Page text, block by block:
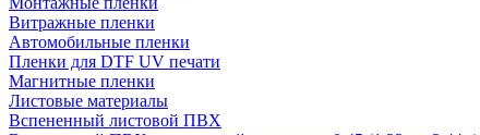
Витражные пленки
Автомобильные пленки
Пленки для DTF UV печати
Магнитные пленки
Листовые материалы
Вспененный листовой ПВХ